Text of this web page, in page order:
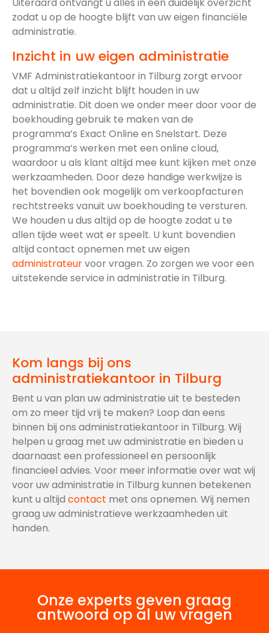
zodat u op de hoogte blijft van uw eigen financiële
administratie.
Inzicht in uw eigen administratie
VMF Administratiekantoor in Tilburg zorgt ervoor
dat u altijd zelf inzicht blijft houden in uw
administratie. Dit doen we onder meer door voor de
boekhouding gebruik te maken van de
programma’s Exact Online en Snelstart. Deze
programma’s werken met een online cloud,
waardoor u als klant altijd mee kunt kijken met onze
werkzaamheden. Door deze handige werkwijze is
het bovendien ook mogelijk om verkoopfacturen
rechtstreeks vanuit uw boekhouding te versturen.
We houden u dus altijd op de hoogte zodat u te
allen tijde weet wat er speelt. U kunt bovendien
altijd contact opnemen met uw eigen
administrateurvoor vragen. Zo zorgen we voor een
uitstekende service in administratie in Tilburg.
Kom langs bij ons
administratiekantoor in Tilburg
Bent u van plan uw administratie uit te besteden
om zo meer tijd vrij te maken? Loop dan eens
binnen bij ons administratiekantoor in Tilburg. Wij
helpen u graag met uw administratie en bieden u
daarnaast een professioneel en persoonlijk
financieel advies. Voor meer informatie over wat wij
voor uw administratie in Tilburg kunnen betekenen
kunt u altijd contact met ons opnemen. Wij nemen
graag uw administratieve werkzaamheden uit
handen.
Onze experts geven graag
antwoord op al uw vragen